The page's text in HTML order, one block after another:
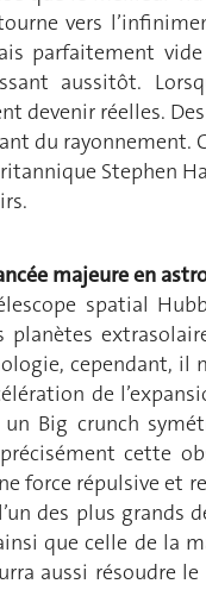
vers
parfaitement
aussitôt.
devenir réelles.
du
Stephen
majeure en
spatial
planètes
cependant,
de
Big crunch
cette
force répulsive et
des plus grands
que celle de la
aussi résoudre